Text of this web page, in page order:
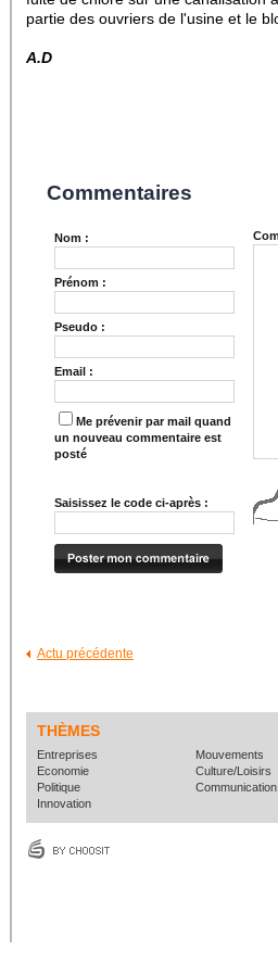
partie des ouvriers de l'usine et le
A.D
Commentaires
Nom :
Prénom :
Pseudo :
Email :
Me prévenir par mail quand
un nouveau commentaire est
posté
Saisissez le code ci-après :
Actu précédente
THÈMES
Entreprises
Economie
Politique
Innovation
Mouvements
Culture/Loisirs
Communication